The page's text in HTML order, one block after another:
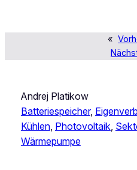
«
Andrej Platikow
Batteriespeicher,
Kühlen, Photovoltaik,
Wärmepumpe